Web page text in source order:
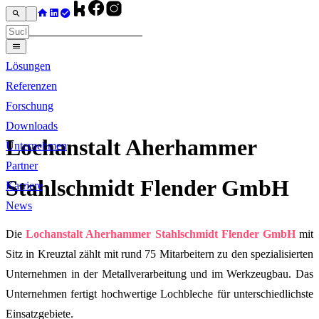
Lösungen
Referenzen
Forschung
Downloads
Unternehmen
Partner
Karriere
News
Lochanstalt Aherhammer
Stahlschmidt Flender GmbH
DieLochanstalt Aherhammer Stahlschmidt Flender GmbHmit
Sitz in Kreuztal zählt mit rund 75 Mitarbeitern zu den spezialisierten
Unternehmen in der Metallverarbeitung und im Werkzeugbau. Das
Unternehmen fertigt hochwertige Lochbleche für unterschiedlichste
Einsatzgebiete.